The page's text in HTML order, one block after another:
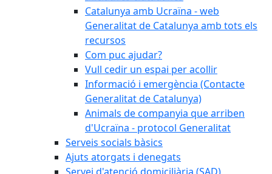
Catalunya amb Ucraïna - web
Generalitat de Catalunya amb tots els
recursos
Com puc ajudar?
Vull cedir un espai per acollir
Informació i emergència (Contacte
Generalitat de Catalunya)
Animals de companyia que arriben
d'Ucraïna - protocol Generalitat
Serveis socials bàsics
Ajuts atorgats i denegats